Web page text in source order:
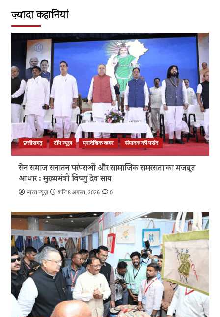
ज़्यादा कहानियां
छत्तीसगढ़ टॉप न्यूज़ प्रादेशिक खबर संपादक की पसंद
सेन समाज सनातन परंपराओं और सामाजिक समरसता का मजबूत
आधार : मुख्यमंत्री विष्णु देव साय
भारत न्यूज़ शनि 8 अगस्त, 2026 0